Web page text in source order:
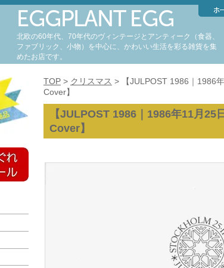
北欧の60年代、70年代のヴィンテージとアンティーク（食器、
ファブリック、小物）を中心に、かわいい生活を彩る雑貨を集
めたお店です。
TOP > クリスマス > 【JULPOST 1986｜1986
Cover】
【JULPOST 1986｜1986年11月
Cover】